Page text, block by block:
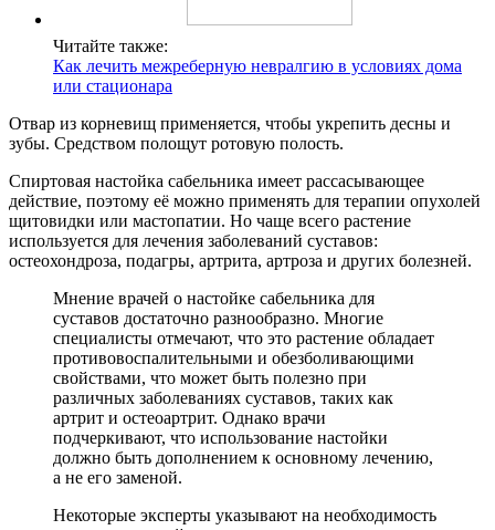
Читайте также:
Как лечить межреберную невралгию в условиях дома
или стационара
Отвар из корневищ применяется, чтобы укрепить десны и
зубы. Средством полощут ротовую полость.
Спиртовая настойка сабельника имеет рассасывающее
действие, поэтому её можно применять для терапии опухолей
щитовидки или мастопатии. Но чаще всего растение
используется для лечения заболеваний суставов:
остеохондроза, подагры, артрита, артроза и других болезней.
Мнение врачей о настойке сабельника для
суставов достаточно разнообразно. Многие
специалисты отмечают, что это растение обладает
противовоспалительными и обезболивающими
свойствами, что может быть полезно при
различных заболеваниях суставов, таких как
артрит и остеоартрит. Однако врачи
подчеркивают, что использование настойки
должно быть дополнением к основному лечению,
а не его заменой.
Некоторые эксперты указывают на необходимость